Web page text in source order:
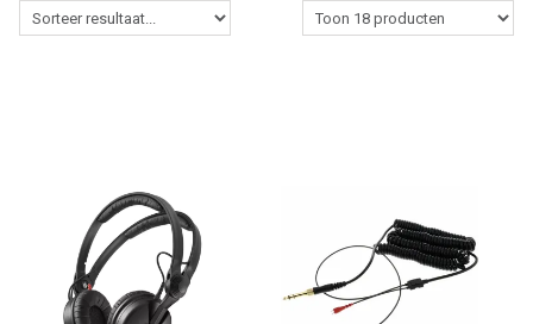
Opbergmateriaal
B-stock
Black Box